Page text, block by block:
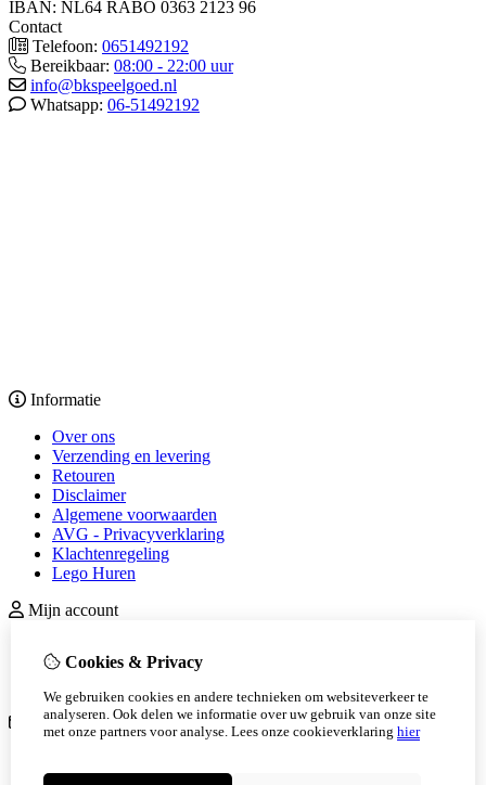
IBAN: NL64 RABO 0363 2123 96
Contact
Telefoon: 0651492192
Bereikbaar: 08:00 - 22:00 uur
info@bkspeelgoed.nl
Whatsapp: 06-51492192
Informatie
Over ons
Verzending en levering
Retouren
Disclaimer
Algemene voorwaarden
AVG - Privacyverklaring
Klachtenregeling
Lego Huren
Mijn account
Bestelhistorie
Klantenservice
Retourneren
Cookies & Privacy
We gebruiken cookies en andere technieken om websiteverkeer te
analyseren. Ook delen we informatie over uw gebruik van onze site
met onze partners voor analyse. Lees onze cookieverklaring hier